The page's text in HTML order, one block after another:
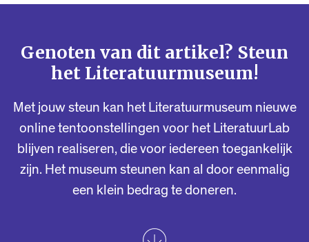
Genoten van dit artikel? Steun
het Literatuurmuseum!
Met jouw steun kan het Literatuurmuseum nieuwe
online tentoonstellingen voor het LiteratuurLab
blijven realiseren, die voor iedereen toegankelijk
zijn. Het museum steunen kan al door eenmalig
een klein bedrag te doneren.